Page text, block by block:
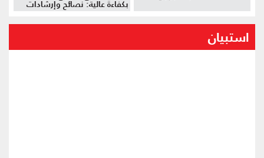
بكفاءة عالية: نصائح وإرشادات
استبيان